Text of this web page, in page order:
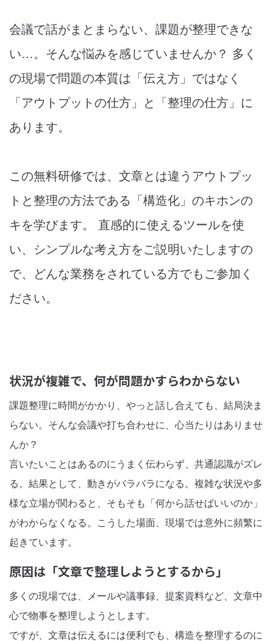
会議で話がまとまらない、課題が整理できな
い…。そんな悩みを感じていませんか？ 多く
の現場で問題の本質は「伝え方」ではなく
「アウトプットの仕方」と「整理の仕方」に
あります。
この無料研修では、文章とは違うアウトプッ
トと整理の方法である「構造化」のキホンの
キを学びます。 直感的に使えるツールを使
い、シンプルな考え方をご説明いたしますの
で、どんな業務をされている方でもご参加く
ださい。
状況が複雑で、何が問題かすらわからない
課題整理に時間がかかり、やっと話し合えても、結局決ま
らない。そんな会議や打ち合わせに、心当たりはありませ
んか？
言いたいことはあるのにうまく伝わらず、共通認識がズレ
る。結果として、動きがバラバラになる。複雑な状況や多
様な立場が関わると、そもそも「何から話せばいいのか」
がわからなくなる。こうした場面、現場では意外に頻繁に
起きています。
原因は「文章で整理しようとするから」
多くの現場では、メールや議事録、提案資料など、文章中
心で物事を整理しようとします。
ですが、文章は伝えるには便利でも、構造を整理するのに